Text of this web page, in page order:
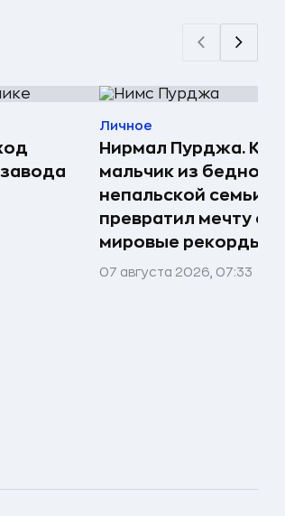
Личное
Нирмал Пурджа. Как
мальчик из бедной
непальской семьи
превратил мечту о
мировые рекорды и
07 августа 2026, 07:33